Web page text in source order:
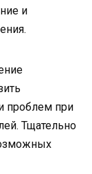
и
проблем при
Тщательно